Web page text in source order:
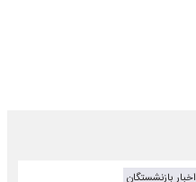
اخبار بازنشستگان